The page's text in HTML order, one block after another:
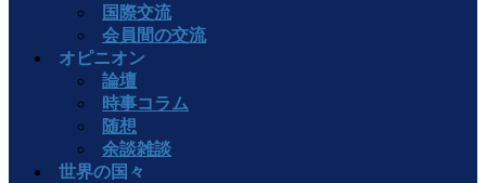
国際交流
会員間の交流
オピニオン
論壇
時事コラム
随想
余談雑談
世界の国々